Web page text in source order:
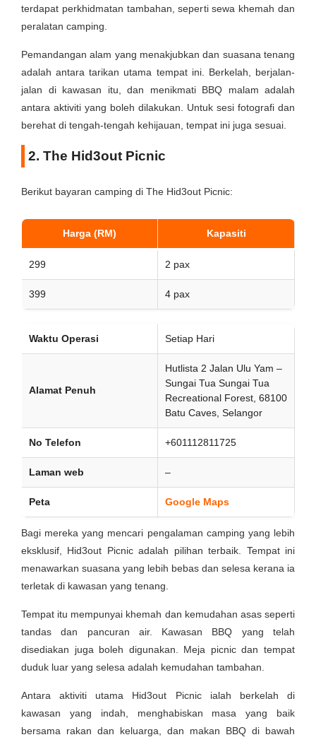
terdapat perkhidmatan tambahan, seperti sewa khemah dan
peralatan camping.
Pemandangan alam yang menakjubkan dan suasana tenang
adalah antara tarikan utama tempat ini. Berkelah, berjalan-
jalan di kawasan itu, dan menikmati BBQ malam adalah
antara aktiviti yang boleh dilakukan. Untuk sesi fotografi dan
berehat di tengah-tengah kehijauan, tempat ini juga sesuai.
2. The Hid3out Picnic
Berikut bayaran camping di The Hid3out Picnic:
Harga (RM) Kapasiti
299 2 pax
399 4 pax
Waktu Operasi Setiap Hari
Alamat Penuh
Hutlista 2 Jalan Ulu Yam –
Sungai Tua Sungai Tua
Recreational Forest, 68100
Batu Caves, Selangor
No Telefon +601112811725
Laman web –
Peta Google Maps
Bagi mereka yang mencari pengalaman camping yang lebih
eksklusif, Hid3out Picnic adalah pilihan terbaik. Tempat ini
menawarkan suasana yang lebih bebas dan selesa kerana ia
terletak di kawasan yang tenang.
Tempat itu mempunyai khemah dan kemudahan asas seperti
tandas dan pancuran air. Kawasan BBQ yang telah
disediakan juga boleh digunakan. Meja picnic dan tempat
duduk luar yang selesa adalah kemudahan tambahan.
Antara aktiviti utama Hid3out Picnic ialah berkelah di
kawasan yang indah, menghabiskan masa yang baik
bersama rakan dan keluarga, dan makan BBQ di bawah